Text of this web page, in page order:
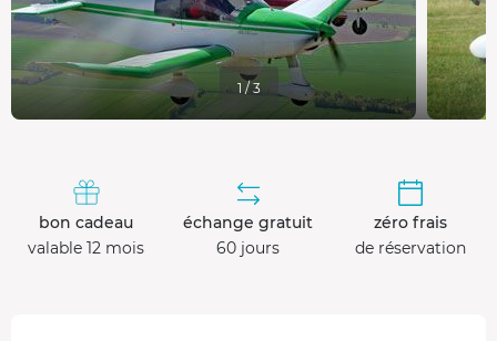
1 / 3
bon cadeau
valable 12 mois
échange gratuit
60 jours
zéro frais
de réservation